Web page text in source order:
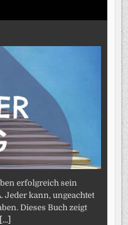
erfolgreich sein
Jeder kann, ungeachtet
Dieses Buch zeigt
[...]